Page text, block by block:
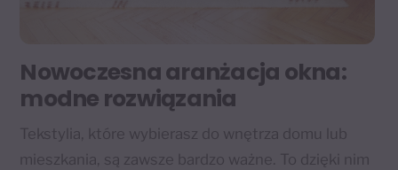
Nowoczesna aranżacja okna:
modne rozwiązania
Tekstylia, które wybierasz do wnętrza domu lub
mieszkania, są zawsze bardzo ważne. To dzięki nim